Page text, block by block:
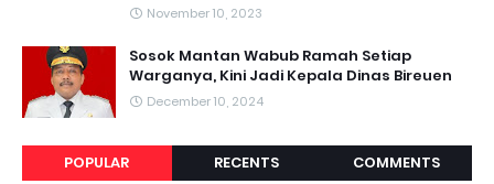
November 10, 2023
Sosok Mantan Wabub Ramah Setiap
Warganya, Kini Jadi Kepala Dinas Bireuen
December 10, 2024
POPULAR RECENTS COMMENTS